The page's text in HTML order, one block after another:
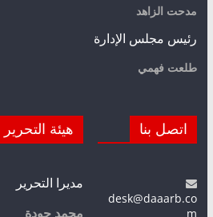
مدحت الزاهد
رئيس مجلس الإدارة
طلعت فهمي
اتصل بنا
desk@daaarb.co
m
هيئة التحرير
مديرا التحرير
محمد جودة